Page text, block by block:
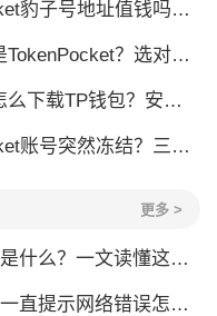
地址值钱吗？新手看完这篇就懂了
？选对钱包很重要
载TP钱包？安装教程来了
突然冻结？三步教你快速解冻
更多 >
一文读懂这款热门多链钱包
错误怎么办？这几个方法帮你快速解决